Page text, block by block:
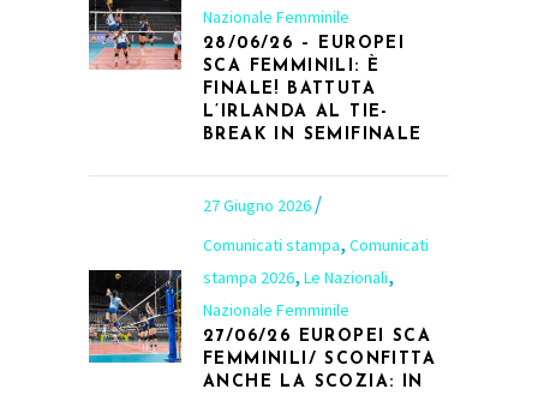
Nazionale Femminile
28/06/26 – EUROPEI
SCA FEMMINILI: È
FINALE! BATTUTA
L’IRLANDA AL TIE-
BREAK IN SEMIFINALE
27 Giugno 2026
Comunicati stampa, Comunicati
stampa 2026, Le Nazionali,
Nazionale Femminile
27/06/26 EUROPEI SCA
FEMMINILI/ SCONFITTA
ANCHE LA SCOZIA: IN